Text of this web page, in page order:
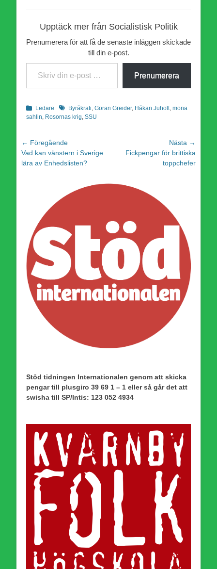
Upptäck mer från Socialistisk Politik
Prenumerera för att få de senaste inläggen skickade
till din e-post.
Skriv din e-post …
Prenumerera
Kategorier
Ledare EtiketterByråkrati Göran Greider, Håkan Juholt, mona
sahlin Rosornas krig SSU
Inläggsnavigering
← Föregående
Föregående
inlägg:
Vad kan vänstern i Sverige
lära av Enhedslisten?
Nästa →
Fickpengar för brittiska
toppchefer
Stöd tidningen Internationalen genom att skicka
pengar till plusgiro 39 69 1 – 1 eller så går det att
swisha till SP/Intis: 123 052 4934